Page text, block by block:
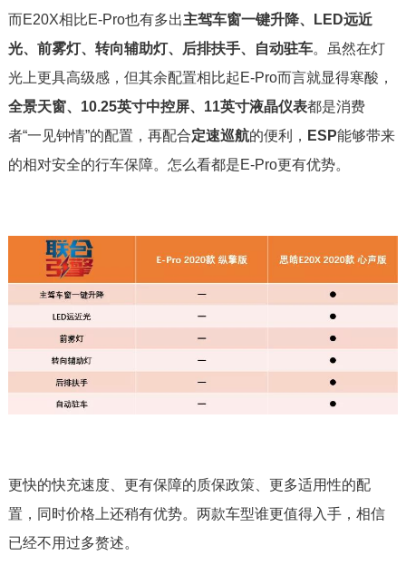
而E20X相比E-Pro也有多出主驾车窗一键升降、LED远近
光、前雾灯、转向辅助灯、后排扶手、自动驻车。虽然在灯
光上更具高级感，但其余配置相比起E-Pro而言就显得寒酸，
全景天窗、10.25英寸中控屏、11英寸液晶仪表都是消费
者“一见钟情”的配置，再配合定速巡航的便利， ESP能够带来
的相对安全的行车保障。怎么看都是E-Pro更有优势。
更快的快充速度、更有保障的质保政策、更多适用性的配
置，同时价格上还稍有优势。两款车型谁更值得入手，相信
已经不用过多赘述。